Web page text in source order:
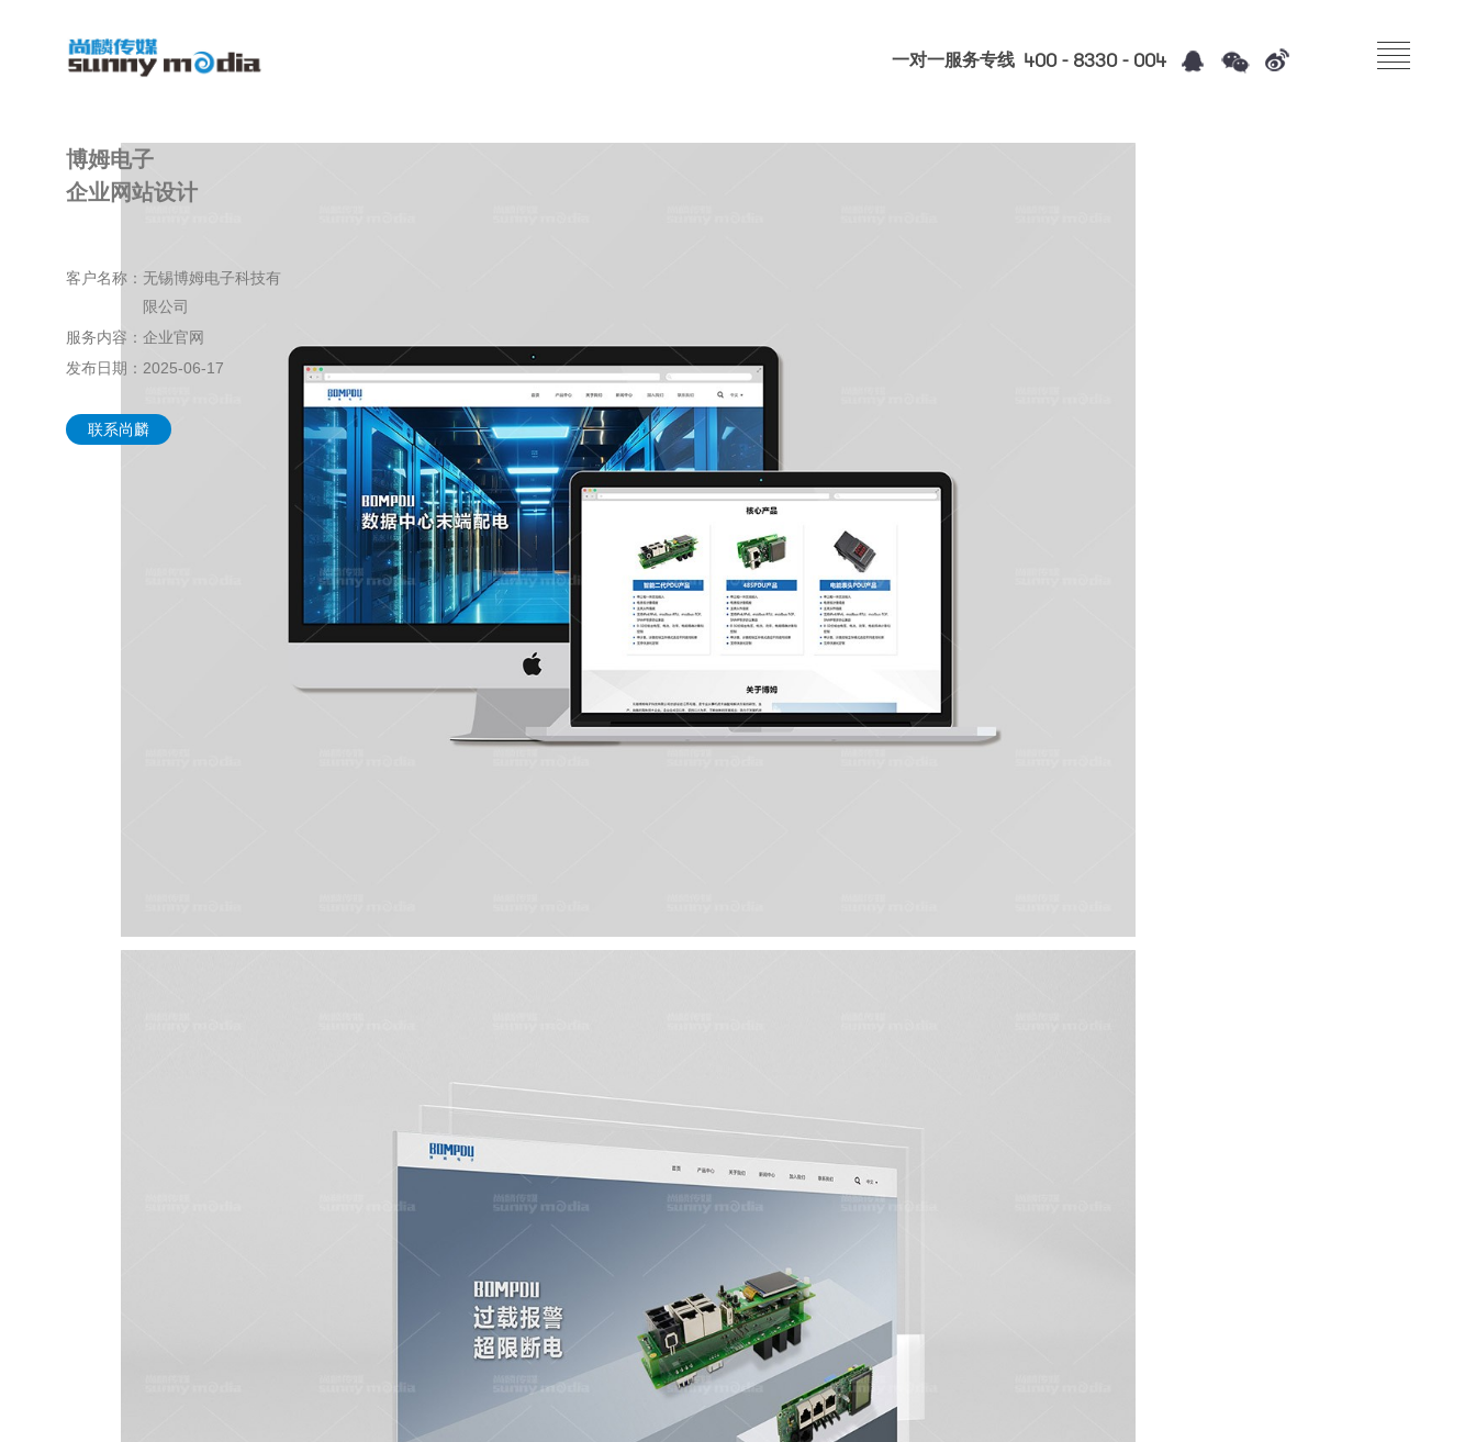
一对一服务专线 400 - 8330 - 004
博姆电子
企业网站设计
客户名称： 无锡博姆电子科技有
限公司
服务内容： 企业官网
发布日期： 2025-06-17
联系尚麟